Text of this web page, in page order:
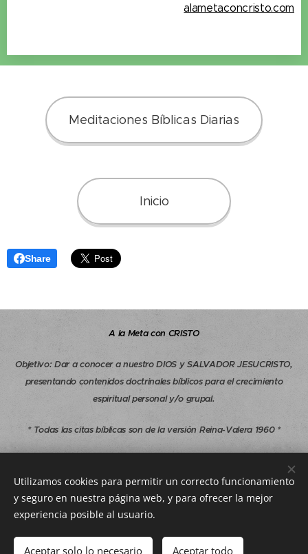
alametaconcristo.com
Meditaciones Bíblicas Diarias
Inicio
Share
A la Meta con CRISTO
Objetivo:Dar a conocer a nuestro DIOS y SALVADOR JESUCRISTO,
presentando contenidos doctrinales bíblicos para el crecimiento
espiritual personal y/o grupal.
* Todas las citas bíblicas son de la versión Reina-Valera 1960 *
reservados.
alametaconcristo.com@gmail.com
Utilizamos cookies para permitir un correcto funcionamiento
y seguro en nuestra página web, y para ofrecer la mejor
experiencia posible al usuario.
Aceptar solo lo necesario Aceptar todo